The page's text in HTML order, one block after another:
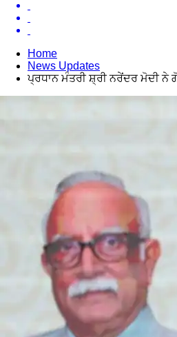
Home
News Updates
ਪ੍ਰਧਾਨ ਮੰਤਰੀ ਸ਼੍ਰੀ ਨਰੇਂਦਰ ਮੋਦੀ